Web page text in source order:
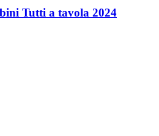
Tutti a tavola 2024